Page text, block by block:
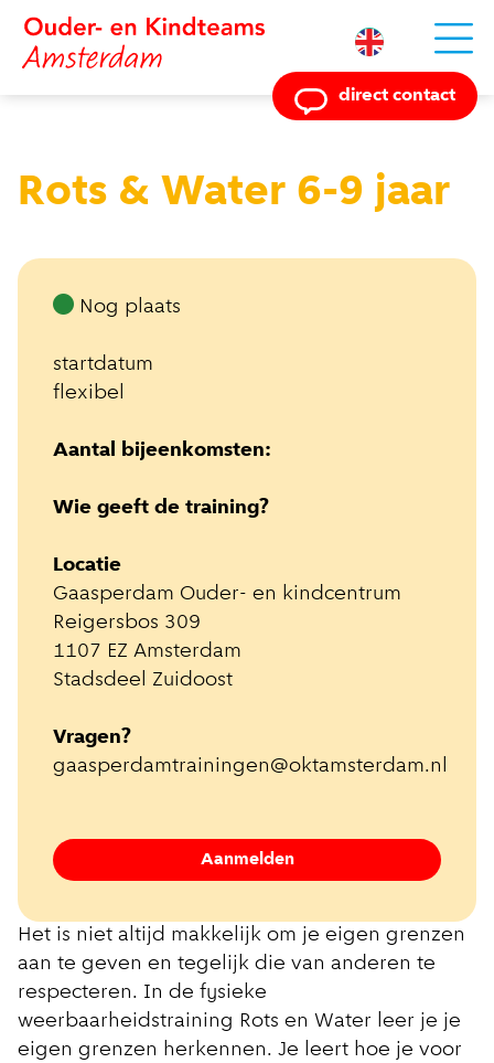
Powered by
direct contact
Rots & Water 6-9 jaar
Het is niet altijd makkelijk om je eigen grenzen
aan te geven en tegelijk die van anderen te
respecteren. In de fysieke
weerbaarheidstraining Rots en Water leer je je
eigen grenzen herkennen. Je leert hoe je voor
Nog plaats
startdatum
flexibel
Aantal bijeenkomsten:
Wie geeft de training?
Locatie
Gaasperdam Ouder- en kindcentrum
Reigersbos 309
1107 EZ Amsterdam
Stadsdeel Zuidoost
Vragen?
gaasperdamtrainingen@oktamsterdam.nl
Aanmelden